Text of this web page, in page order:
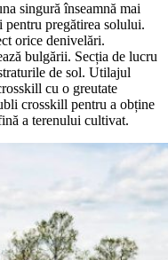
singură înseamnă mai
pregătirea solului.
orice denivelări.
bulgării. Secția de lucru
de sol. Utilajul
cu o greutate
crosskill pentru a obține
a terenului cultivat.